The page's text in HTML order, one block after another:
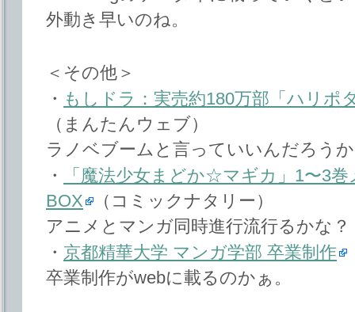
外動き早いのね。
＜その他＞
・ もしドラ：実売約180万部「ハリポ
（まんたんウェブ）
ラノベブームと言っていいんだろう
・
「魔法少女まどか☆マギカ」1〜3
BOX
（コミックナタリー）
アニメとマンガ同時進行流行るかな？
・ 京都精華大学 マンガ学部 卒業制作
卒業制作がwebに載るのかぁ。